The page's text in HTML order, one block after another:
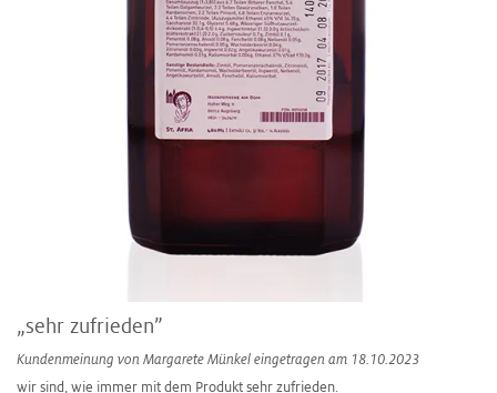
„sehr zufrieden”
Kundenmeinung von Margarete Münkel eingetragen am 18.10.2023
wir sind, wie immer mit dem Produkt sehr zufrieden.